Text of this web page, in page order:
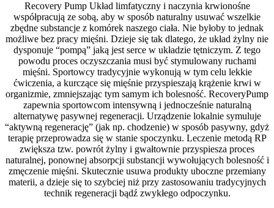
Recovery Pump Układ limfatyczny i naczynia krwionośne
współpracują ze sobą, aby w sposób naturalny usuwać wszelkie
zbędne substancje z komórek naszego ciała. Nie byłoby to jednak
możliwe bez pracy mięśni. Dzieje się tak dlatego, że układ żylny nie
dysponuje “pompą” jaką jest serce w układzie tętniczym. Z tego
powodu proces oczyszczania musi być stymulowany ruchami
mięśni. Sportowcy tradycyjnie wykonują w tym celu lekkie
ćwiczenia, a kurczące się mięśnie przyspieszają krążenie krwi w
organizmie, zmniejszając tym samym ich bolesność. RecoveryPump
zapewnia sportowcom intensywną i jednocześnie naturalną
alternatywę pasywnej regeneracji. Urządzenie lokalnie symuluje
“aktywną regenerację” (jak np. chodzenie) w sposób pasywny, gdyż
terapię przeprowadza się w stanie spoczynku. Leczenie metodą RP
zwiększa tzw. powrót żylny i gwałtownie przyspiesza proces
naturalnej, ponownej absorpcji substancji wywołujących bolesność i
zmęczenie mięśni. Skutecznie usuwa produkty uboczne przemiany
materii, a dzieje się to szybciej niż przy zastosowaniu tradycyjnych
technik regeneracji bądź zwykłego odpoczynku.